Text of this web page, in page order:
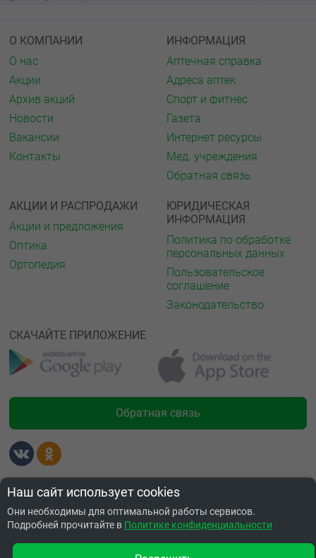
О КОМПАНИИ
О нас
Акции
Архив акций
Новости
Вакансии
Контакты
ИНФОРМАЦИЯ
Аптечная справка
Адреса аптек
Спорт и фитнес
Газета
Интернет ресурсы
Мед. учреждения
Обратная связь
АКЦИИ И РАСПРОДАЖИ
Акции и предложения
Оптика
Ортопедия
ЮРИДИЧЕСКАЯ
ИНФОРМАЦИЯ
Политика по обработке
персональных данных
Пользовательское
соглашение
Законодательство
СКАЧАЙТЕ ПРИЛОЖЕНИЕ
Обратная связь
Лицензии
Наш сайт использует cookies
Они необходимы для оптимальной работы сервисов.
Подробней прочитайте в Политике конфиденциальности